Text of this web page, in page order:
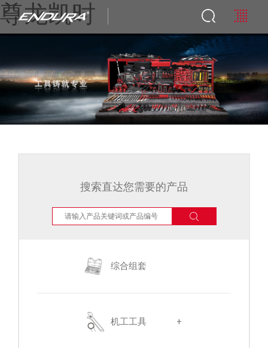
尊龙凯时
搜索直达您需要的产品
综合组套
机工工具 +